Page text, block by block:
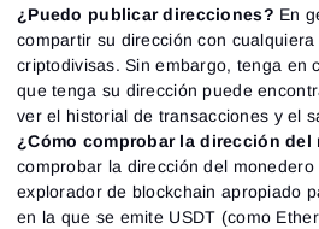
¿Puedo publicar direcciones? En
compartir su dirección con
criptodivisas. Sin embargo, tenga en
que tenga su dirección puede
ver el historial de transacciones y el
¿Cómo comprobar la dirección del
comprobar la dirección del monedero
explorador de blockchain apropiado
en la que se emite USDT (como